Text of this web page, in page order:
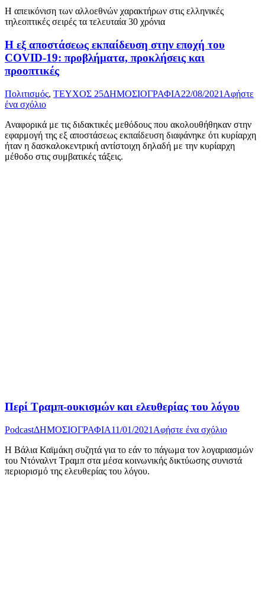
Η απεικόνιση των αλλοεθνών χαρακτήρων στις ελληνικές
τηλεοπτικές σειρές τα τελευταία 30 χρόνια
Η εξ αποστάσεως εκπαίδευση στην εποχή του
COVID-19: προβλήματα, προκλήσεις και
προοπτικές
Πολιτισμός, ΤΕΥΧΟΣ 25ΔΗΜΟΣΙΟΓΡΑΦΙΑ22/08/2021 Αφήστε
ένα σχόλιο
Αναφορικά με τις διδακτικές μεθόδους που ακολουθήθηκαν στην
εφαρμογή της εξ αποστάσεως εκπαίδευση διαφάνηκε ότι κυρίαρχη
ήταν η δασκαλοκεντρική αντίστοιχη δηλαδή με την κυρίαρχη
μέθοδο στις συμβατικές τάξεις.
Περί Τραμπ-ουκισμών και ελευθερίας του λόγου
PodcastΔΗΜΟΣΙΟΓΡΑΦΙΑ11/01/2021 Αφήστε ένα σχόλιο
H Βάλια Καϊμάκη συζητά για το εάν το πάγωμα τον λογαριασμών
του Ντόναλντ Τραμπ στα μέσα κοινωνικής δικτύωσης συνιστά
περιορισμό της ελευθερίας του λόγου.